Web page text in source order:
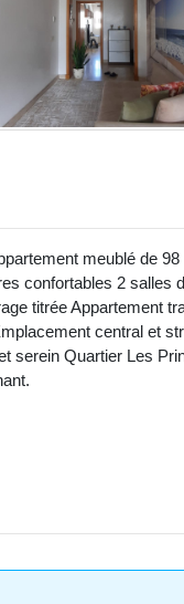
meublé de
confortables 2
titrée Appartement
central et
serein Quartier Les